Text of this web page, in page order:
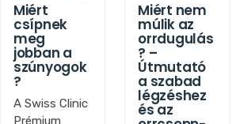
Miért
csípnek
meg
jobban a
szúnyogok
?
A Swiss Clinic
Prémium
Miért nem
múlik az
orrdugulás
? –
Útmutató
a szabad
légzéshez
és az